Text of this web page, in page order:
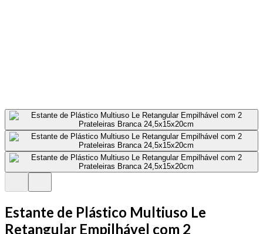
Estante de Plástico Multiuso Le
Retangular Empilhável com 2